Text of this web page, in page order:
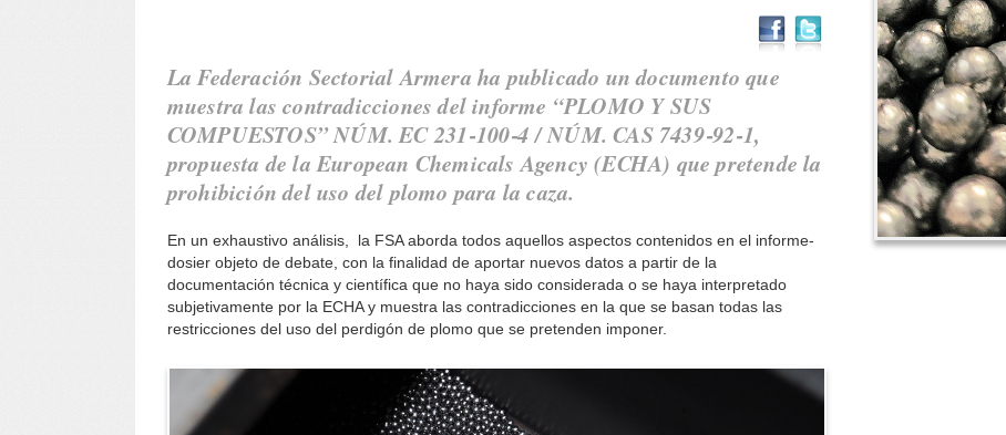
La Federación Sectorial Armera ha publicado un documento que
muestra las contradicciones del informe “PLOMO Y SUS
COMPUESTOS” NÚM. EC 231‐100‐4 / NÚM. CAS 7439‐92‐1,
propuesta de la European Chemicals Agency (ECHA) que pretende la
prohibición del uso del plomo para la caza.
En un exhaustivo análisis, la FSA aborda todos aquellos aspectos contenidos en el informe‐
dosier objeto de debate, con la finalidad de aportar nuevos datos a partir de la
documentación técnica y científica que no haya sido considerada o se haya interpretado
subjetivamente por la ECHA y muestra las contradicciones en la que se basan todas las
restricciones del uso del perdigón de plomo que se pretenden imponer.